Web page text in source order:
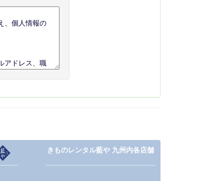
きものレンタル藍や 九州内各店舗